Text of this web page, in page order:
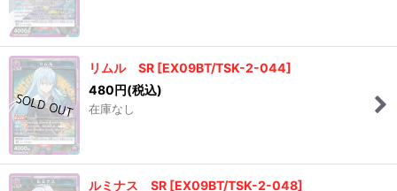
リムル SR [EX09BT/TSK-2-044]
480円(税込)
在庫なし
ルミナス SR [EX09BT/TSK-2-048]